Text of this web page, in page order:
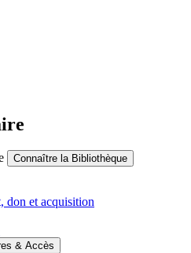
Connaître la Bibliothèque
don et acquisition
& Accès